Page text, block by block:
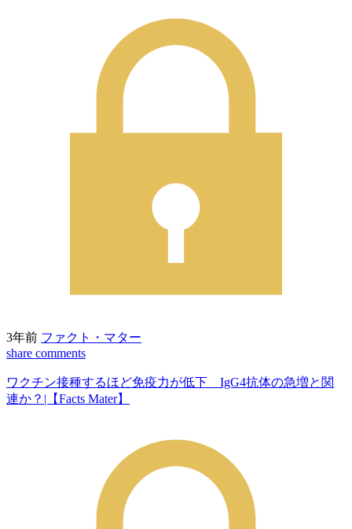
3年前 ファクト・マター
share comments
ワクチン接種するほど免疫力が低下 IgG4抗体の急増と関
連か？|【Facts Mater】